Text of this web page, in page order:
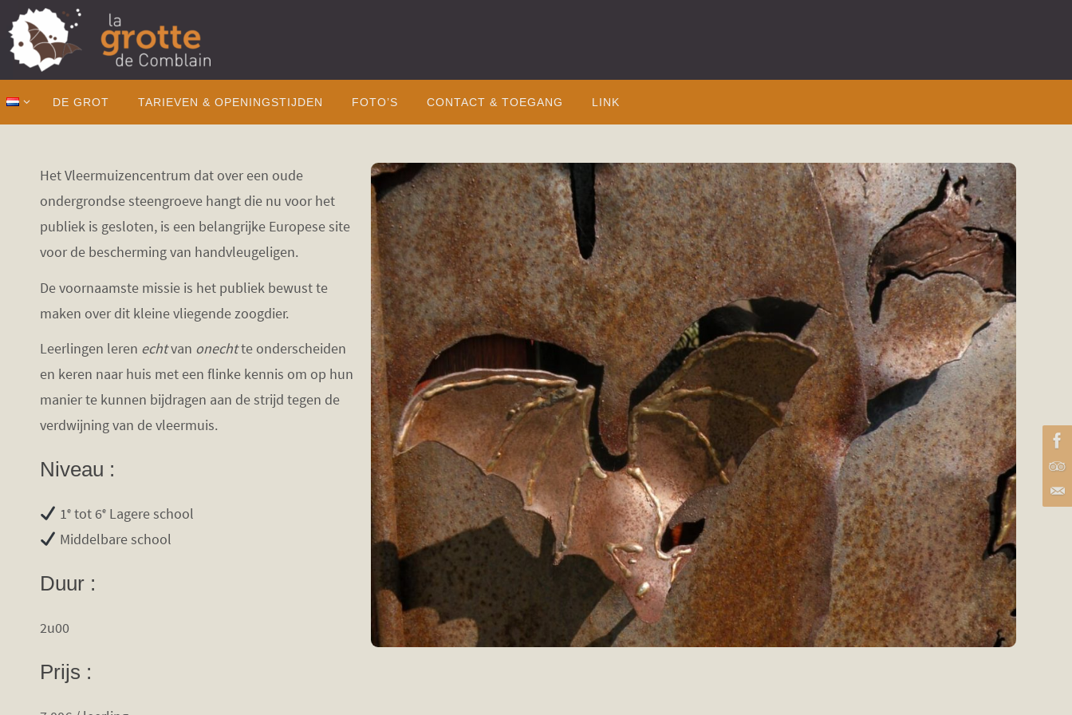
naar
de
naar
de
DE GROT TARIEVEN & OPENINGSTIJDEN FOTO’S CONTACT & TOEGANG LINK
Het Vleermuizencentrum dat over een oude
ondergrondse steengroeve hangt die nu voor het
publiek is gesloten, is een belangrijke Europese site
voor de bescherming van handvleugeligen.
De voornaamste missie is het publiek bewust te
maken over dit kleine vliegende zoogdier.
Leerlingen leren echtvan onechtte onderscheiden
en keren naar huis met een flinke kennis om op hun
manier te kunnen bijdragen aan de strijd tegen de
verdwijning van de vleermuis.
Niveau :
1etot 6eLagere school
Middelbare school
Duur :
2u00
Prijs :